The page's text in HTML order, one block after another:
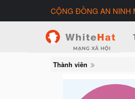
CỘNG ĐỒNG AN NINH
Thành viên